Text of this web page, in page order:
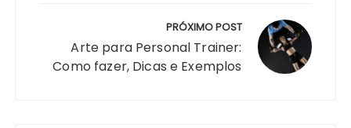
PRÓXIMO POST
Arte para Personal Trainer:
Como fazer, Dicas e Exemplos